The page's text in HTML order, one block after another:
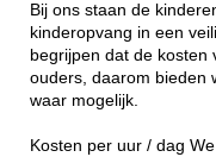
Bij ons staan de
kinderopvang in een
begrijpen dat de kosten
ouders, daarom bieden
waar mogelijk.
Kosten per uur / dag